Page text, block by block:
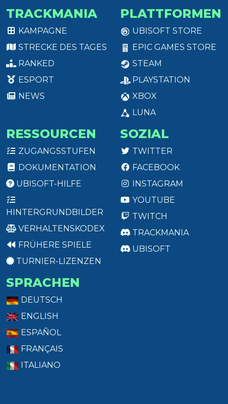
TRACKMANIA
KAMPAGNE
STRECKE DES TAGES
RANKED
ESPORT
NEWS
PLATTFORMEN
UBISOFT STORE
EPIC GAMES STORE
STEAM
PLAYSTATION
XBOX
LUNA
RESSOURCEN
ZUGANGSSTUFEN
DOKUMENTATION
UBISOFT-HILFE
HINTERGRUNDBILDER
VERHALTENSKODEX
FRÜHERE SPIELE
TURNIER-LIZENZEN
SOZIAL
TWITTER
FACEBOOK
INSTAGRAM
YOUTUBE
TWITCH
TRACKMANIA
UBISOFT
SPRACHEN
DEUTSCH
ENGLISH
ESPAÑOL
FRANÇAIS
ITALIANO